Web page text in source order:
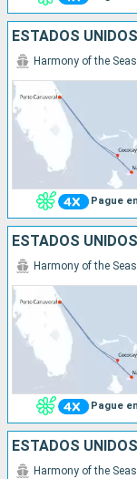
ESTADOS
Pague
Harmony of the Seas
ESTADOS
Pague
Harmony of the Seas
ESTADOS
Harmony of the Seas